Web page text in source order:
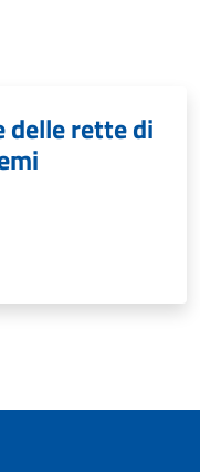
delle rette di